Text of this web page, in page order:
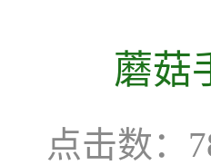
蘑菇
点击数：